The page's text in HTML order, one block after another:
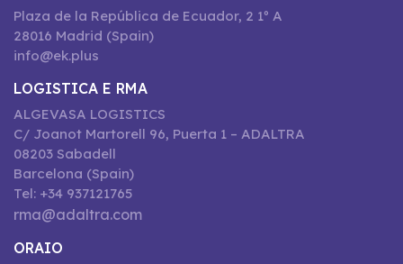
Plaza de la República de Ecuador, 2 1º A
28016 Madrid (Spain)
info@ek.plus
LOGISTICA E RMA
ALGEVASA LOGISTICS
C/ Joanot Martorell 96, Puerta 1 – ADALTRA
08203 Sabadell
Barcelona (Spain)
Tel: +34 937121765
rma@adaltra.com
ORAIO